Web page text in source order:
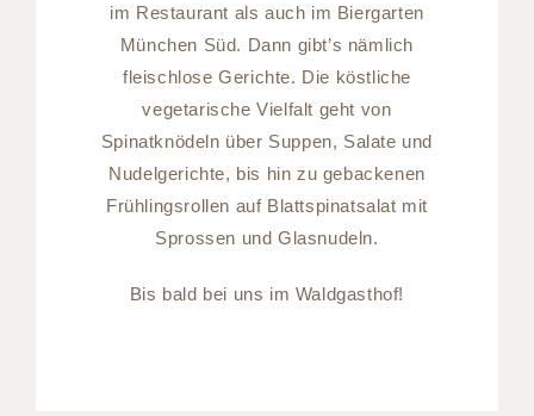
im Restaurant als auch im Biergarten
München Süd. Dann gibt’s nämlich
fleischlose Gerichte. Die köstliche
vegetarische Vielfalt geht von
Spinatknödeln über Suppen, Salate und
Nudelgerichte, bis hin zu gebackenen
Frühlingsrollen auf Blattspinatsalat mit
Sprossen und Glasnudeln.
Bis bald bei uns im Waldgasthof!